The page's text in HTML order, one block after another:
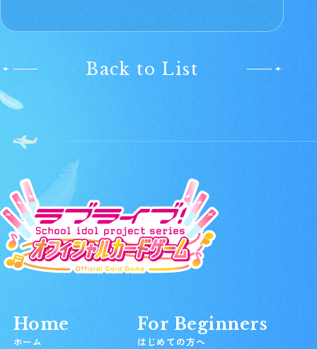
Back to List
Home
ホーム
For Beginners
はじめての方へ